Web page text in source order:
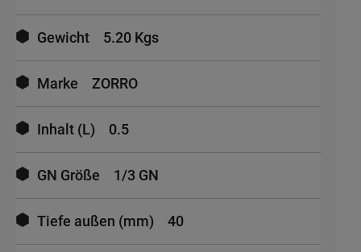
Gewicht 5.20 Kgs
Marke ZORRO
Inhalt (L) 0.5
GN Größe 1/3 GN
Tiefe außen (mm) 40